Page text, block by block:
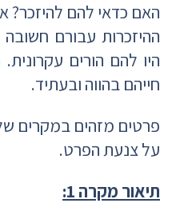
האם כדאי להם להיזכר?
ההיזכרות עבורם
היו להם הורים
חייהם בהווה ובעתיד.
פרטים מזהים במקרים
על צנעת הפרט.
תיאור מקרה 1: